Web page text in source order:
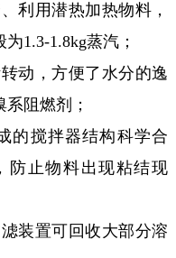
用潜热加热物料，
1.3-1.8kg蒸汽；
动，方便了水分的逸
阻燃剂；
搅拌器结构科学合
防止物料出现粘结现
装置可回收大部分溶